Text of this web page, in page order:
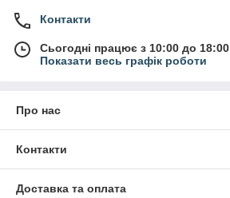
Контакти
Сьогодні працює з 10:00 до 18:00
Показати весь графік роботи
Про нас
Контакти
Доставка та оплата